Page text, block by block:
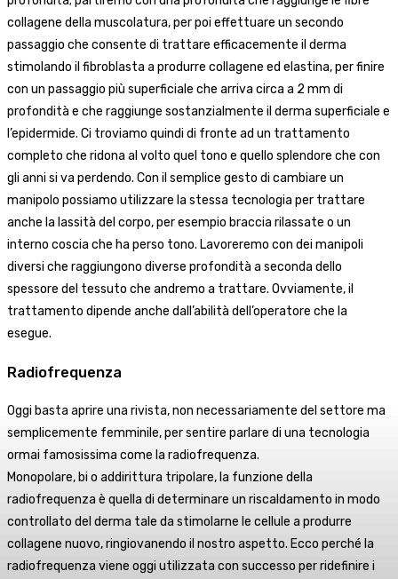
collagene della muscolatura, per poi effettuare un secondo
passaggio che consente di trattare efficacemente il derma
stimolando il fibroblasta a produrre collagene ed elastina, per finire
con un passaggio più superficiale che arriva circa a 2 mm di
profondità e che raggiunge sostanzialmente il derma superficiale e
l’epidermide. Ci troviamo quindi di fronte ad un trattamento
completo che ridona al volto quel tono e quello splendore che con
gli anni si va perdendo. Con il semplice gesto di cambiare un
manipolo possiamo utilizzare la stessa tecnologia per trattare
anche la lassità del corpo, per esempio braccia rilassate o un
interno coscia che ha perso tono. Lavoreremo con dei manipoli
diversi che raggiungono diverse profondità a seconda dello
spessore del tessuto che andremo a trattare. Ovviamente, il
trattamento dipende anche dall’abilità dell’operatore che la
esegue.
Radiofrequenza
Oggi basta aprire una rivista, non necessariamente del settore ma
semplicemente femminile, per sentire parlare di una tecnologia
ormai famosissima come la radiofrequenza.
Monopolare, bi o addirittura tripolare, la funzione della
radiofrequenza è quella di determinare un riscaldamento in modo
controllato del derma tale da stimolarne le cellule a produrre
collagene nuovo, ringiovanendo il nostro aspetto. Ecco perché la
radiofrequenza viene oggi utilizzata con successo per ridefinire i